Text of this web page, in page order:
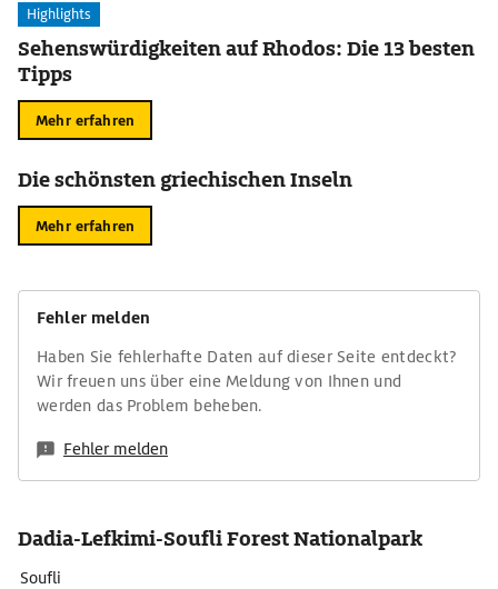
Highlights
Sehenswürdigkeiten auf Rhodos: Die 13 besten
Tipps
Mehr erfahren
Die schönsten griechischen Inseln
Mehr erfahren
Fehler melden
Haben Sie fehlerhafte Daten auf dieser Seite entdeckt?
Wir freuen uns über eine Meldung von Ihnen und
werden das Problem beheben.
Fehler melden
Dadia-Lefkimi-Soufli Forest Nationalpark
Soufli